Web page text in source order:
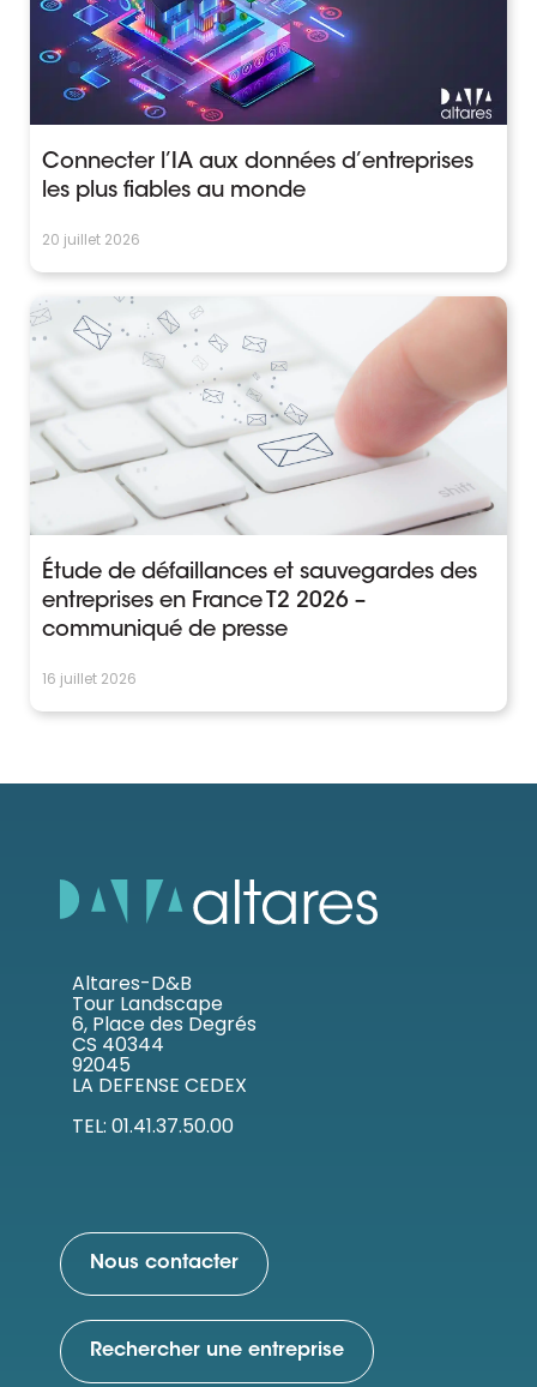
Connecter l’IA aux données d’entreprises
les plus fiables au monde
20 juillet 2026
Étude de défaillances et sauvegardes des
entreprises en France T2 2026 –
communiqué de presse
16 juillet 2026
Altares-D&B
Tour Landscape
6, Place des Degrés
CS 40344
92045
LA DEFENSE CEDEX
TEL: 01.41.37.50.00
Nous contacter
Rechercher une entreprise